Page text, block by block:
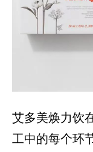
艾多美焕力饮
工中的每个环